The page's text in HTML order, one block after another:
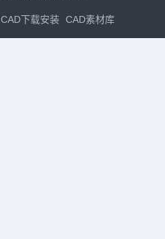
CAD下载安装 CAD素材库